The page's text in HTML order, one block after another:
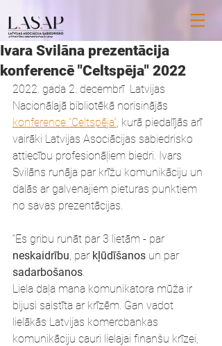
Ivara Svilāna prezentācija
konferencē "Celtspēja"​ 2022
2022. gada 2. decembrī  Latvijas
Nacionālajā bibliotēkā norisinājās
konference "Celtspēja", kurā piedalījās arī
vairāki Latvijas Asociācijas sabiedrisko
attiecību profesionāļiem biedri. Ivars
Svilāns runāja par krīžu komunikāciju un
dalās ar galvenajiem pieturas punktiem
no savas prezentācijas.
“Es gribu runāt par 3 lietām - par
neskaidrību, par kļūdīšanos un par
sadarbošanos.
Liela daļa mana komunikatora mūža ir
bijusi saistīta ar krīzēm. Gan vadot
lielākās Latvijas komercbankas
komunikāciju cauri lielajai finanšu krīzei,